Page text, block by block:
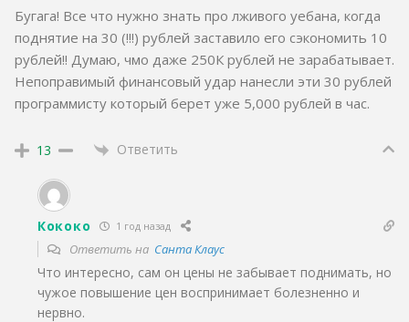
Бугага! Все что нужно знать про лживого уебана, когда
поднятие на 30 (!!!) рублей заставило его сэкономить 10
рублей!! Думаю, чмо даже 250К рублей не зарабатывает.
Непоправимый финансовый удар нанесли эти 30 рублей
программисту который берет уже 5,000 рублей в час.
13 Ответить
Кококо 1 год назад
Ответить на Санта Клаус
Что интересно, сам он цены не забывает поднимать, но
чужое повышение цен воспринимает болезненно и
нервно.